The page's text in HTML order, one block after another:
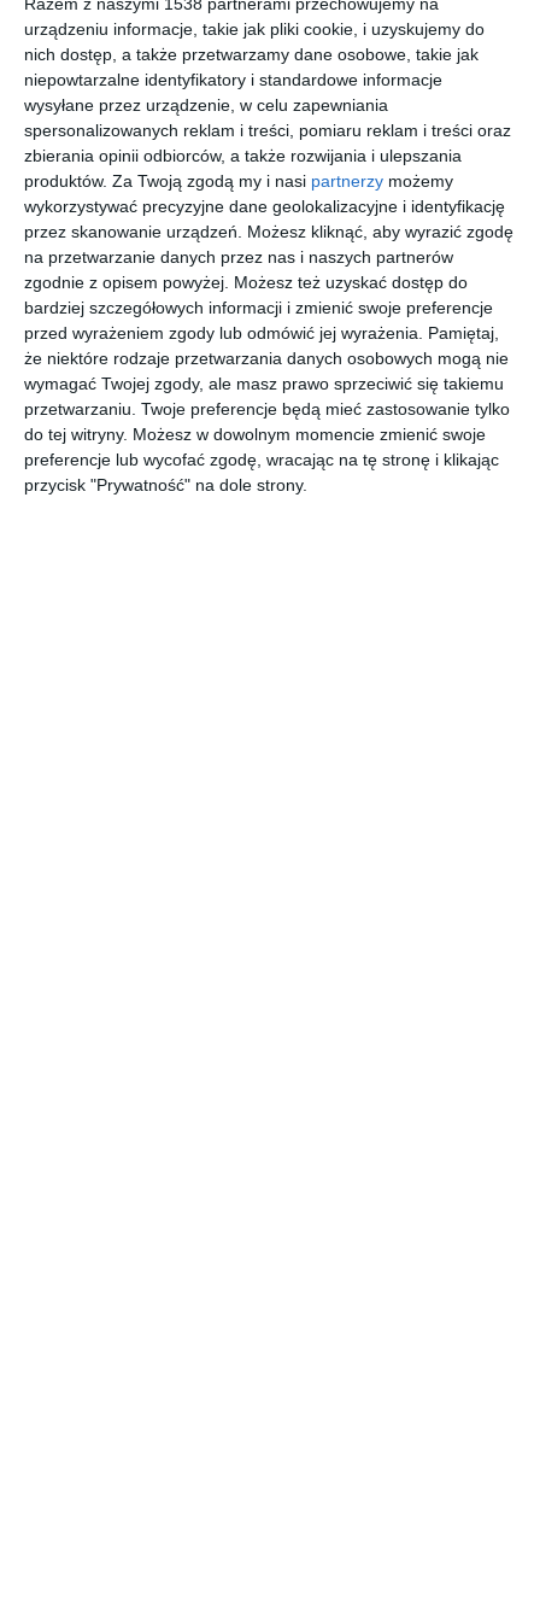
Razem z naszymi 1538 partnerami przechowujemy na
urządzeniu informacje, takie jak pliki cookie, i uzyskujemy do
nich dostęp, a także przetwarzamy dane osobowe, takie jak
niepowtarzalne identyfikatory i standardowe informacje
wysyłane przez urządzenie, w celu zapewniania
spersonalizowanych reklam i treści, pomiaru reklam i treści oraz
zbierania opinii odbiorców, a także rozwijania i ulepszania
produktów. Za Twoją zgodą my i nasi partnerzy możemy
wykorzystywać precyzyjne dane geolokalizacyjne i identyfikację
przez skanowanie urządzeń. Możesz kliknąć, aby wyrazić zgodę
na przetwarzanie danych przez nas i naszych partnerów
zgodnie z opisem powyżej. Możesz też uzyskać dostęp do
bardziej szczegółowych informacji i zmienić swoje preferencje
przed wyrażeniem zgody lub odmówić jej wyrażenia. Pamiętaj,
że niektóre rodzaje przetwarzania danych osobowych mogą nie
wymagać Twojej zgody, ale masz prawo sprzeciwić się takiemu
przetwarzaniu. Twoje preferencje będą mieć zastosowanie tylko
do tej witryny. Możesz w dowolnym momencie zmienić swoje
preferencje lub wycofać zgodę, wracając na tę stronę i klikając
przycisk "Prywatność" na dole strony.
Sypialnia na poddaszu
z oknem dachowym
oraz ze srebrnymi
dodatkami
Dodaj do ulubionych
Sypialnia z szarym
panelem
tapicerowanym na
ścianie, szarymi
zasłonami oraz szarym
kolorem ścian